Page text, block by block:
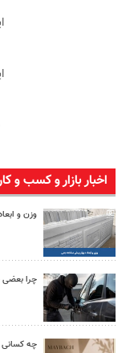
اخبار بازار و کسب و
وزن و
چرا
چه کسانی